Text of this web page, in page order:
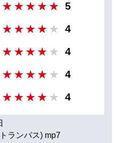
5
4
4
4
4
ランパス) mp7